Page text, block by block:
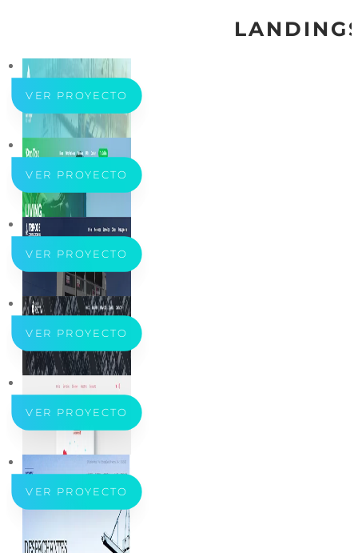
VER PROYECTO
VER PROYECTO
VER PROYECTO
VER PROYECTO
VER PROYECTO
VER PROYECTO